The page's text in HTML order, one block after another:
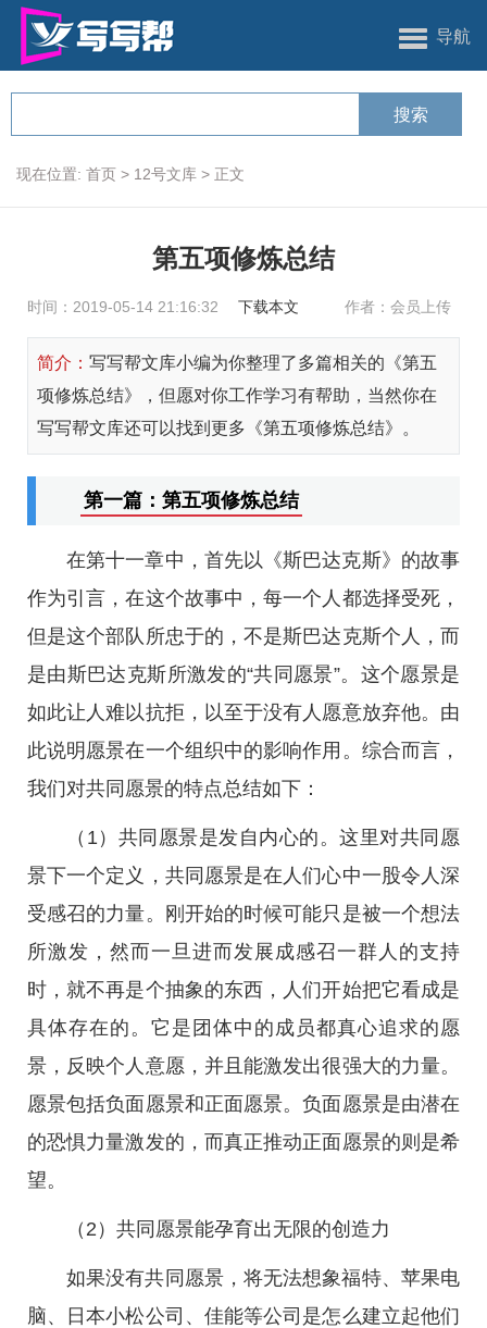
导航
现在位置: 首页 > 12号文库 > 正文
第五项修炼总结
时间：2019-05-14 21:16:32 下载本文 作者：会员上传
简介： 写写帮文库小编为你整理了多篇相关的《第五
项修炼总结》，但愿对你工作学习有帮助，当然你在
写写帮文库还可以找到更多《第五项修炼总结》。
第一篇：第五项修炼总结
在第十一章中，首先以《斯巴达克斯》的故事
作为引言，在这个故事中，每一个人都选择受死，
但是这个部队所忠于的，不是斯巴达克斯个人，而
是由斯巴达克斯所激发的“共同愿景”。这个愿景是
如此让人难以抗拒，以至于没有人愿意放弃他。由
此说明愿景在一个组织中的影响作用。综合而言，
我们对共同愿景的特点总结如下：
（1）共同愿景是发自内心的。这里对共同愿
景下一个定义，共同愿景是在人们心中一股令人深
受感召的力量。刚开始的时候可能只是被一个想法
所激发，然而一旦进而发展成感召一群人的支持
时，就不再是个抽象的东西，人们开始把它看成是
具体存在的。它是团体中的成员都真心追求的愿
景，反映个人意愿，并且能激发出很强大的力量。
愿景包括负面愿景和正面愿景。负面愿景是由潜在
的恐惧力量激发的，而真正推动正面愿景的则是希
望。
（2）共同愿景能孕育出无限的创造力
如果没有共同愿景，将无法想象福特、苹果电
脑、日本小松公司、佳能等公司是怎么建立起他们